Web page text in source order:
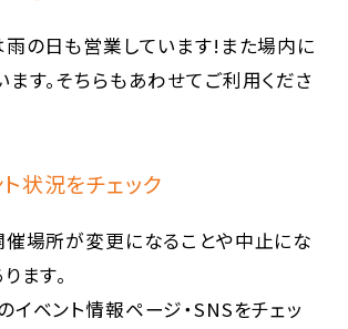
雨の日も営業しています!また場内に
す。そちらもあわせてご利用くださ
状況をチェック
催場所が変更になることや中止にな
ます。
ベント情報ページ・SNSをチェッ